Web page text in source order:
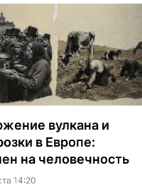
вулкана и
в Европе:
на человечность
14:20